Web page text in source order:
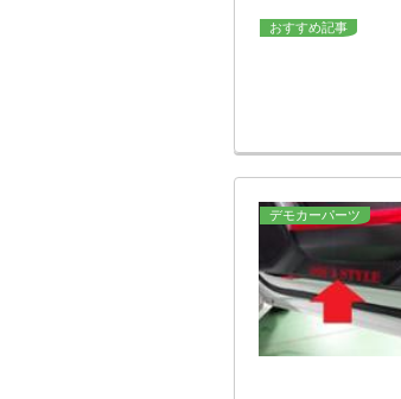
おすすめ記事
デモカーパーツ